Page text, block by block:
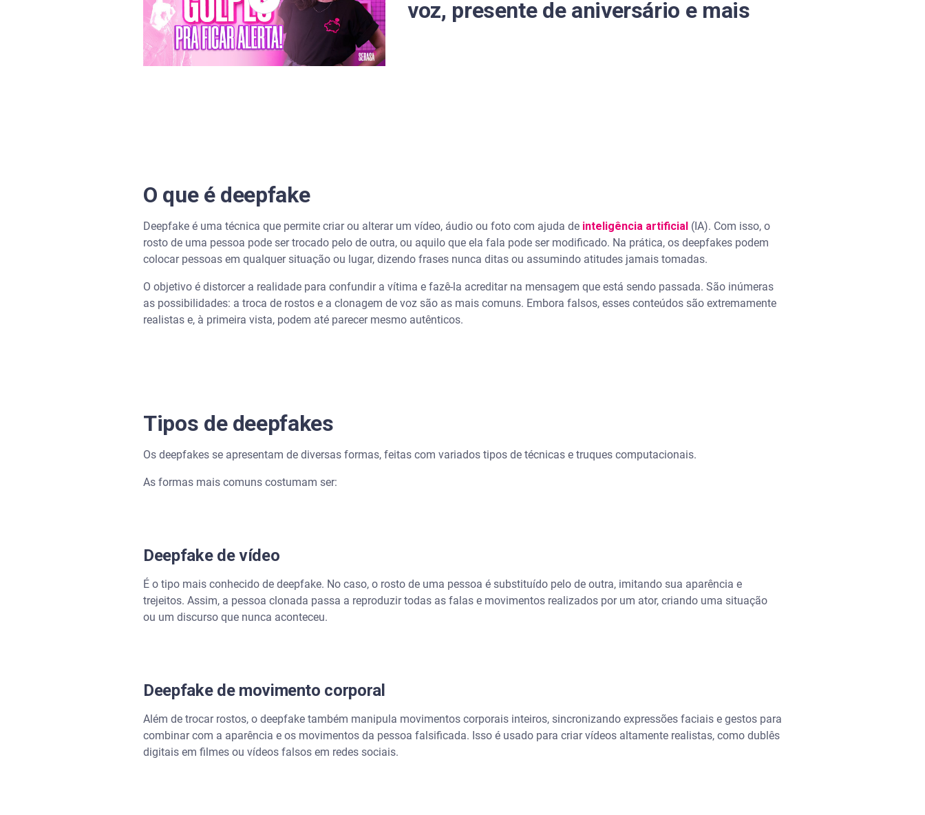
Fraudes financeiras
Desinformação política
Em deepfakes de vídeo
Em deepfake de movimento corporal
Em deepfake de imagem
voz, presente de aniversário e mais
O que é deepfake
Deepfake é uma técnica que permite criar ou alterar um vídeo, áudio ou foto com ajuda de inteligência artificial (IA). Com isso, o
rosto de uma pessoa pode ser trocado pelo de outra, ou aquilo que ela fala pode ser modificado. Na prática, os deepfakes podem
colocar pessoas em qualquer situação ou lugar, dizendo frases nunca ditas ou assumindo atitudes jamais tomadas.
O objetivo é distorcer a realidade para confundir a vítima e fazê-la acreditar na mensagem que está sendo passada. São inúmeras
as possibilidades: a troca de rostos e a clonagem de voz são as mais comuns. Embora falsos, esses conteúdos são extremamente
realistas e, à primeira vista, podem até parecer mesmo autênticos.
Tipos de deepfakes
Os deepfakes se apresentam de diversas formas, feitas com variados tipos de técnicas e truques computacionais.
As formas mais comuns costumam ser:
Deepfake de vídeo
É o tipo mais conhecido de deepfake. No caso, o rosto de uma pessoa é substituído pelo de outra, imitando sua aparência e
trejeitos. Assim, a pessoa clonada passa a reproduzir todas as falas e movimentos realizados por um ator, criando uma situação
ou um discurso que nunca aconteceu.
Deepfake de movimento corporal
Além de trocar rostos, o deepfake também manipula movimentos corporais inteiros, sincronizando expressões faciais e gestos para
combinar com a aparência e os movimentos da pessoa falsificada. Isso é usado para criar vídeos altamente realistas, como dublês
digitais em filmes ou vídeos falsos em redes sociais.